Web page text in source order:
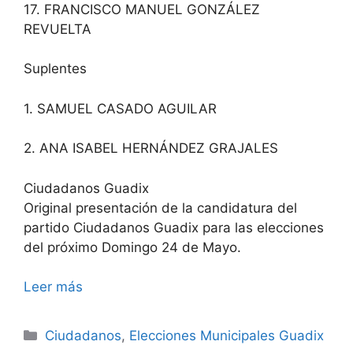
17. FRANCISCO MANUEL GONZÁLEZ
REVUELTA
Suplentes
1. SAMUEL CASADO AGUILAR
2. ANA ISABEL HERNÁNDEZ GRAJALES
Ciudadanos Guadix
Original presentación de la candidatura del
partido Ciudadanos Guadix para las elecciones
del próximo Domingo 24 de Mayo.
Leer más
Categorías
Ciudadanos, Elecciones Municipales Guadix